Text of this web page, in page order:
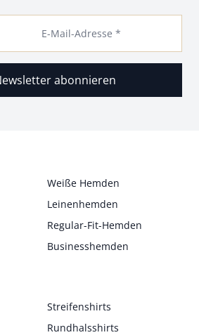
E-Mail-Adresse *
abonnieren
Weiße Hemden
Leinenhemden
Regular-Fit-Hemden
Businesshemden
Streifenshirts
Rundhalsshirts